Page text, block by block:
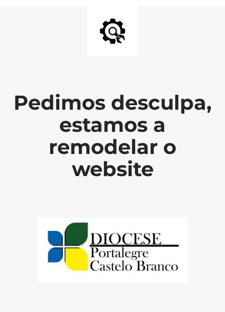
Pedimos desculpa,
estamos a
remodelar o
website